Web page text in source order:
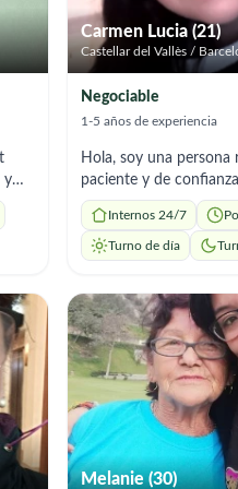
y
a
o
Carmen Lucia (21)
Castellar del Vallès /
Negociable
1-5 años de experiencia
Hola, soy una persona
paciente y de
ofrezco para el
acompañamiento de
mayores, brindando
apoyándolos en su día
adaptándome a sus
rutinas. Tengo
cuidado de personas
entiendo la
atención con cariño y
Soy atenta, puntual y
cuidadosa. Me gusta
acompañar y dar
Internos 24/7
Turno de día
Melanie (30)